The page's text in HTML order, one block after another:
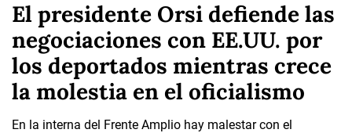
El presidente Orsi defiende las
negociaciones con EE.UU. por
los deportados mientras crece
la molestia en el oficialismo
En la interna del Frente Amplio hay malestar con el